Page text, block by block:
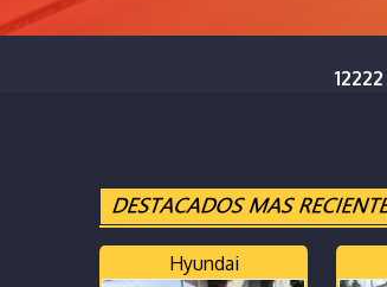
12222
Hyundai